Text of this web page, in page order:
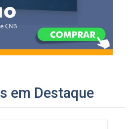
CNB
em Destaque